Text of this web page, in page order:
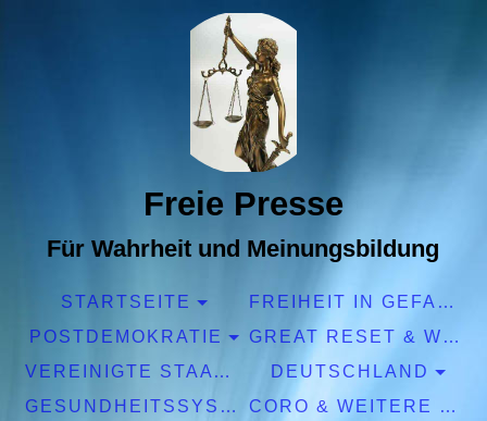
Freie Presse
Für Wahrheit und Meinungsbildung
STARTSEITE
FREIHEIT IN GEFAHR
POSTDEMOKRATIE
GREAT RESET & WEF
VEREINIGTE STAATEN EUROPA
DEUTSCHLAND
GESUNDHEITSSYSTEM
CORO & WEITERE PANDEMIEN